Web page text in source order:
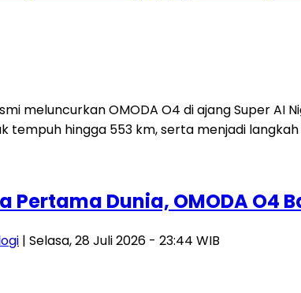
Dunia, OMODA O4
| Selasa, 28 Juli 2026 - 23:44 WIB